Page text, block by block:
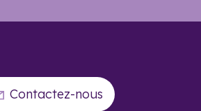
Contactez-nous